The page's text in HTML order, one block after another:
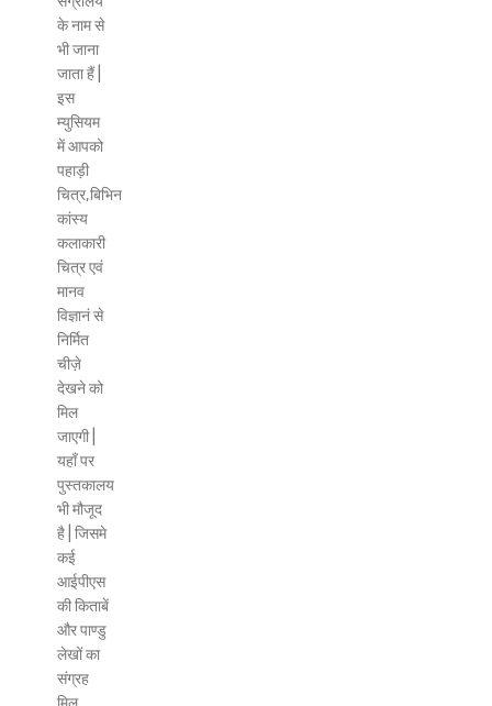
के नाम से
भी जाना
जाता हैं |
इस
म्युसियम
में आपको
पहाड़ी
चित्र,बिभिन
कांस्य
कलाकारी
चित्र एवं
मानव
विज्ञानं से
निर्मित
चीज़े
देखने को
मिल
जाएगी |
यहाँ पर
पुस्तकालय
भी मौजूद
है | जिसमे
कई
आईपीएस
की किताबें
और पाण्डु
लेखों का
संग्रह